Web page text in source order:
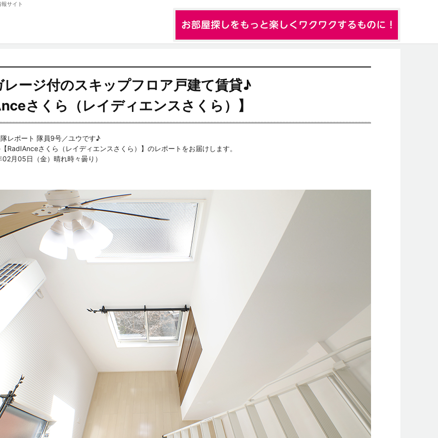
サイト
レージ付のスキップフロア戸建て賃貸♪
さくら（レイディエンスさくら）】
レポート 隊員9号／ユウです♪
RadIAnceさくら（レイディエンスさくら）】のレポートをお届けします。
月05日（金）晴れ時々曇り）